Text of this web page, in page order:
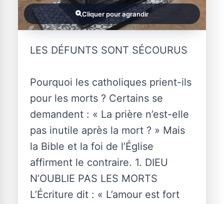
Cliquer pour agrandir
LES DÉFUNTS SONT SÉCOURUS
Pourquoi les catholiques prient-ils
pour les morts ? Certains se
demandent : « La prière n’est-elle
pas inutile après la mort ? » Mais
la Bible et la foi de l’Église
affirment le contraire. 1. DIEU
N’OUBLIE PAS LES MORTS
L’Écriture dit : « L’amour est fort